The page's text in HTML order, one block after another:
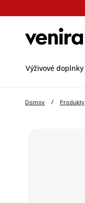
na
Výživové doplnky
Domov / Produkty